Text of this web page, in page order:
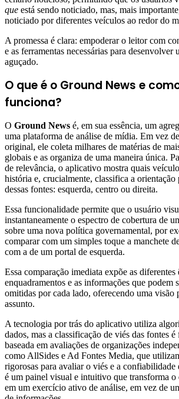
que está sendo noticiado, mas, mais
noticiado por diferentes veículos ao redor do
A promessa é clara: empoderar o leitor com
e as ferramentas necessárias para desenvolver
aguçado.
O que é o Ground News e
funciona?
O Ground News é, em sua essência, um
uma plataforma de análise de mídia. Em vez
original, ele coleta milhares de matérias de
globais e as organiza de uma maneira única.
de relevância, o aplicativo mostra quais
história e, crucialmente, classifica a orientação
dessas fontes: esquerda, centro ou direita.
Essa funcionalidade permite que o usuário
instantaneamente o espectro de cobertura de
sobre uma nova política governamental, por
comparar com um simples toque a manchete
com a de um portal de esquerda.
Essa comparação imediata expõe as diferentes
enquadramentos e as informações que podem
omitidas por cada lado, oferecendo uma visão
assunto.
A tecnologia por trás do aplicativo utiliza
dados, mas a classificação de viés das fontes é
baseada em avaliações de organizações
como AllSides e Ad Fontes Media, que
rigorosas para avaliar o viés e a
é um painel visual e intuitivo que transforma o
em um exercício ativo de análise, em vez de